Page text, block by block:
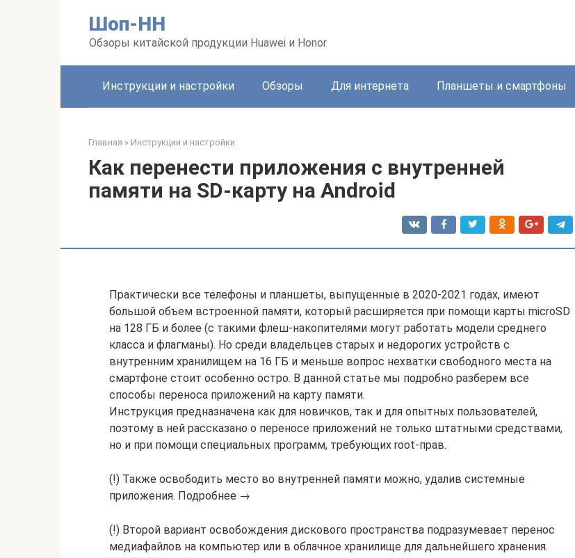
Шоп-HH
Обзоры китайской продукции Huawei и Honor
Инструкции и настройки Обзоры Для интернета Планшеты и смартфоны
Главная » Инструкции и настройки
Как перенести приложения с внутренней
памяти на SD-карту на Android
Практически все телефоны и планшеты, выпущенные в 2020-2021 годах, имеют
большой объем встроенной памяти, который расширяется при помощи карты microSD
на 128 ГБ и более (с такими флеш-накопителями могут работать модели среднего
класса и флагманы). Но среди владельцев старых и недорогих устройств с
внутренним хранилищем на 16 ГБ и меньше вопрос нехватки свободного места на
смартфоне стоит особенно остро. В данной статье мы подробно разберем все
способы переноса приложений на карту памяти.
Инструкция предназначена как для новичков, так и для опытных пользователей,
поэтому в ней рассказано о переносе приложений не только штатными средствами,
но и при помощи специальных программ, требующих root-прав.
(!) Также освободить место во внутренней памяти можно, удалив системные
приложения. Подробнее →
(!) Второй вариант освобождения дискового пространства подразумевает перенос
медиафайлов на компьютер или в облачное хранилище для дальнейшего хранения.